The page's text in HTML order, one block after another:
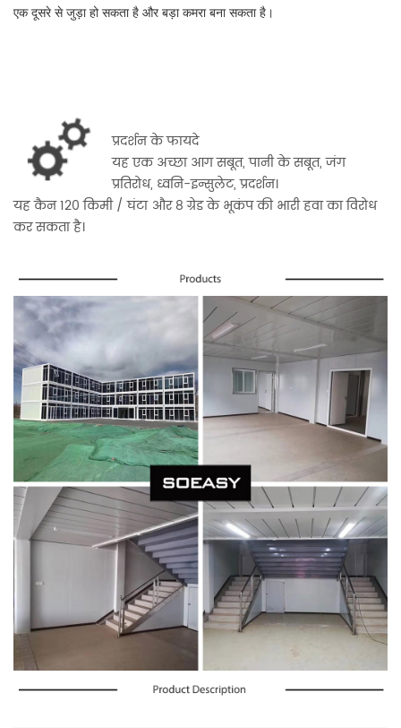
एक दूसरे से जुड़ा हो सकता है और बड़ा कमरा बना सकता है।
प्रदर्शन के फायदे
यह एक अच्छा आग सबूत, पानी के सबूत, जंग
प्रतिरोध, ध्वनि-इन्सुलेट, प्रदर्शन।
यह कैन 120 किमी / घंटा और 8 ग्रेड के भूकंप की भारी हवा का विरोध
कर सकता है।